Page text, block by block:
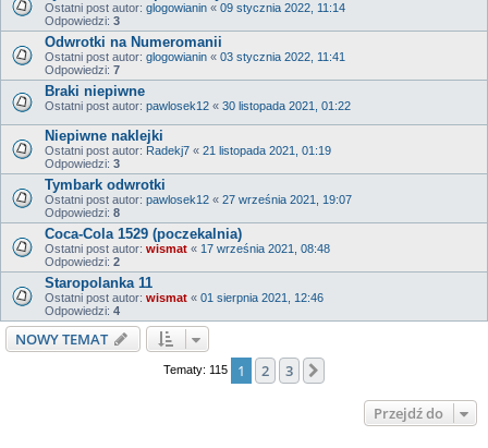
Ostatni post autor: glogowianin « 09 stycznia 2022, 11:14
Odpowiedzi: 3
Odwrotki na Numeromanii
Ostatni post autor: glogowianin « 03 stycznia 2022, 11:41
Odpowiedzi: 7
Braki niepiwne
Ostatni post autor: pawlosek12 « 30 listopada 2021, 01:22
Niepiwne naklejki
Ostatni post autor: Radekj7 « 21 listopada 2021, 01:19
Odpowiedzi: 3
Tymbark odwrotki
Ostatni post autor: pawlosek12 « 27 września 2021, 19:07
Odpowiedzi: 8
Coca-Cola 1529 (poczekalnia)
Ostatni post autor: wismat « 17 września 2021, 08:48
Odpowiedzi: 2
Staropolanka 11
Ostatni post autor: wismat « 01 sierpnia 2021, 12:46
Odpowiedzi: 4
NOWY TEMAT
Tematy: 115 1 2 3
Przejdź do